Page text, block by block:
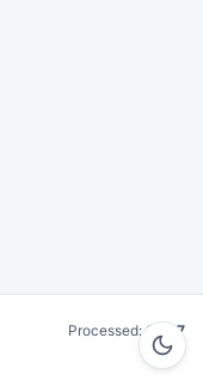
Processed:0.017